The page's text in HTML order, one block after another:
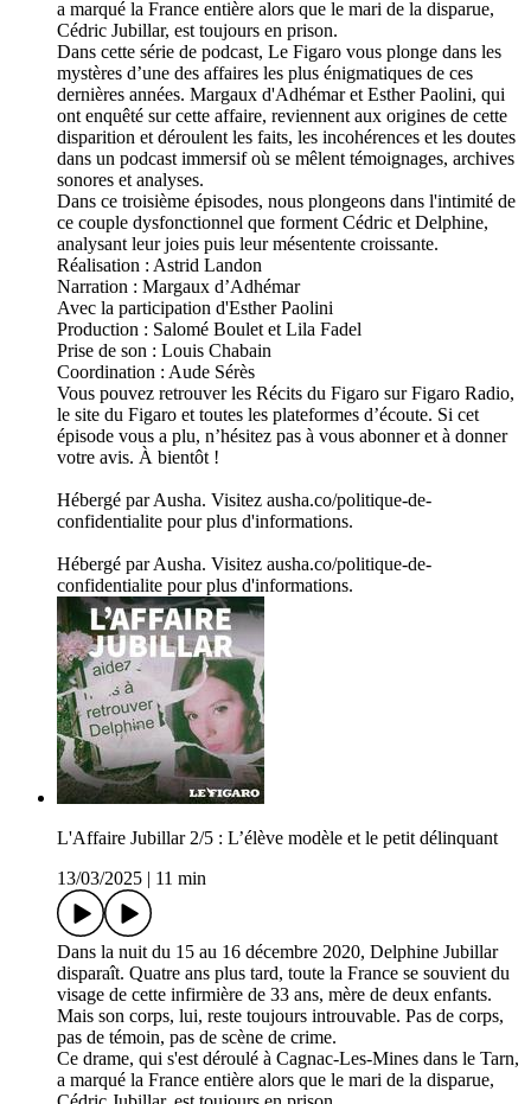
a marqué la France entière alors que le mari de la disparue,
Cédric Jubillar, est toujours en prison.
Dans cette série de podcast, Le Figaro vous plonge dans les
mystères d’une des affaires les plus énigmatiques de ces
dernières années. Margaux d'Adhémar et Esther Paolini, qui
ont enquêté sur cette affaire, reviennent aux origines de cette
disparition et déroulent les faits, les incohérences et les doutes
dans un podcast immersif où se mêlent témoignages, archives
sonores et analyses.
Dans ce troisième épisodes, nous plongeons dans l'intimité de
ce couple dysfonctionnel que forment Cédric et Delphine,
analysant leur joies puis leur mésentente croissante.
Réalisation : Astrid Landon
Narration : Margaux d’Adhémar
Avec la participation d'Esther Paolini
Production : Salomé Boulet et Lila Fadel
Prise de son : Louis Chabain
Coordination : Aude Sérès
Vous pouvez retrouver les Récits du Figaro sur Figaro Radio,
le site du Figaro et toutes les plateformes d’écoute. Si cet
épisode vous a plu, n’hésitez pas à vous abonner et à donner
votre avis. À bientôt !
Hébergé par Ausha. Visitez ausha.co/politique-de-
confidentialite pour plus d'informations.
Hébergé par Ausha. Visitez ausha.co/politique-de-
confidentialite pour plus d'informations.
L'Affaire Jubillar 2/5 : L’élève modèle et le petit délinquant
13/03/2025
11 min
Dans la nuit du 15 au 16 décembre 2020, Delphine Jubillar
disparaît. Quatre ans plus tard, toute la France se souvient du
visage de cette infirmière de 33 ans, mère de deux enfants.
Mais son corps, lui, reste toujours introuvable. Pas de corps,
pas de témoin, pas de scène de crime.
Ce drame, qui s'est déroulé à Cagnac-Les-Mines dans le Tarn,
a marqué la France entière alors que le mari de la disparue,